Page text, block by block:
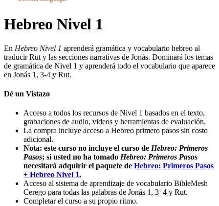
Hebreo Nivel 1
En Hebreo Nivel 1 aprenderá gramática y vocabulario hebreo al
traducir Rut y las secciones narrativas de Jonás. Dominará los temas
de gramática de Nivel 1 y aprenderá todo el vocabulario que aparece
en Jonás 1, 3-4 y Rut.
Dé un Vistazo
Acceso a todos los recursos de Nivel 1 basados en el texto,
grabaciones de audio, videos y herramientas de evaluación.
La compra incluye acceso a Hebreo primero pasos sin costo
adicional.
Nota: este curso no incluye el curso de Hebreo: Primeros
Pasos; si usted no ha tomado Hebreo: Primeros Pasos
necesitará adquirir el paquete de Hebreo: Primeros Pasos
+ Hebreo Nivel 1.
Acceso al sistema de aprendizaje de vocabulario BibleMesh
Cerego para todas las palabras de Jonás 1, 3–4 y Rut.
Completar el curso a su propio ritmo.